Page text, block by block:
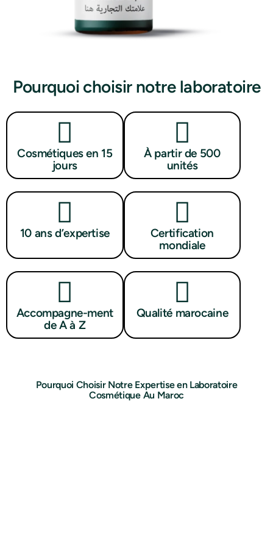
Pourquoi choisir notre laboratoire
Cosmétiques en 15
jours
À partir de 500
unités
10 ans d’expertise
Certification
mondiale
Accompagne-ment
de A à Z
Qualité marocaine
Pourquoi Choisir Notre Expertise en Laboratoire
Cosmétique Au Maroc